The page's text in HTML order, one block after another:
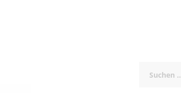
nach: